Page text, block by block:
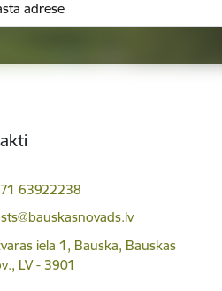
63922238
iela 1, Bauska, Bauskas
LV - 3901